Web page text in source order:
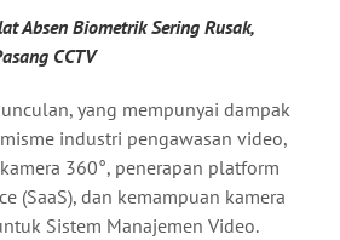
Absen Biometrik Sering Rusak,
CCTV
yang mempunyai dampak
industri pengawasan video,
360°, penerapan platform
(SaaS), dan kemampuan kamera
Sistem Manajemen Video.